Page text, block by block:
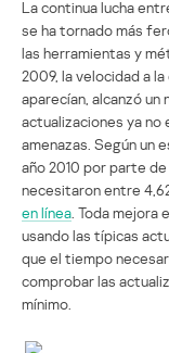
La continua lucha
se ha tornado más
las herramientas y
2009, la velocidad a
aparecían, alcanzó
actualizaciones ya
amenazas. Según un
año 2010 por parte
necesitaron entre
en línea . Toda
usando las típicas
que el tiempo
comprobar las
mínimo.